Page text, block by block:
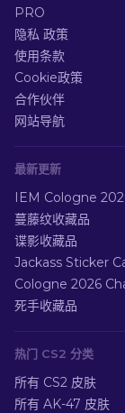
PRO
隐私 政策
使用条款
Cookie政策
合作伙伴
网站导航
最新更新
IEM Cologne
蔓藤纹收藏品
谍影收藏品
Jackass Sticker
Cologne 2026
死手收藏品
热门 CS2 分类
所有 CS2 皮肤
所有 AK-47 皮肤